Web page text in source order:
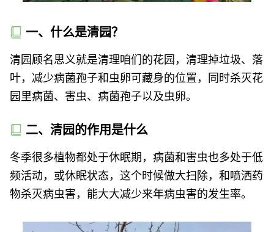
一、什么是清园？
清园顾名思义就是清理咱们的花园，清理掉垃圾、落
叶，减少病菌孢子和虫卵可藏身的位置，同时杀灭花
园里病菌、害虫、病菌孢子以及虫卵。
二、清园的作用是什么
冬季很多植物都处于休眠期，病菌和害虫也多处于低
频活动，或休眠状态，这个时候做大扫除，和喷洒药
物杀灭病虫害，能大大减少来年病虫害的发生率。